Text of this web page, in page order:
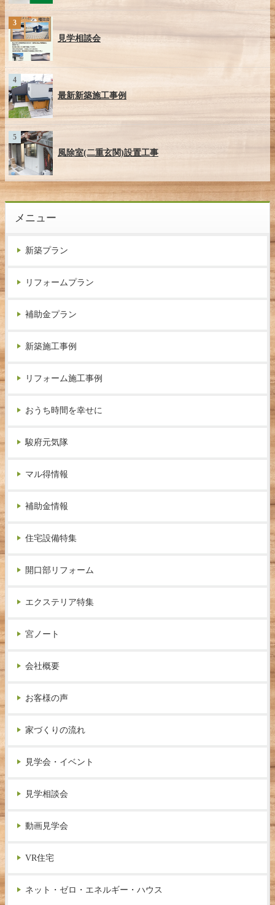
見学相談会
最新新築施工事例
風除室(二重玄関)設置工事
メニュー
新築プラン
リフォームプラン
補助金プラン
新築施工事例
リフォーム施工事例
おうち時間を幸せに
駿府元気隊
マル得情報
補助金情報
住宅設備特集
開口部リフォーム
エクステリア特集
宮ノート
会社概要
お客様の声
家づくりの流れ
見学会・イベント
見学相談会
動画見学会
VR住宅
ネット・ゼロ・エネルギー・ハウス